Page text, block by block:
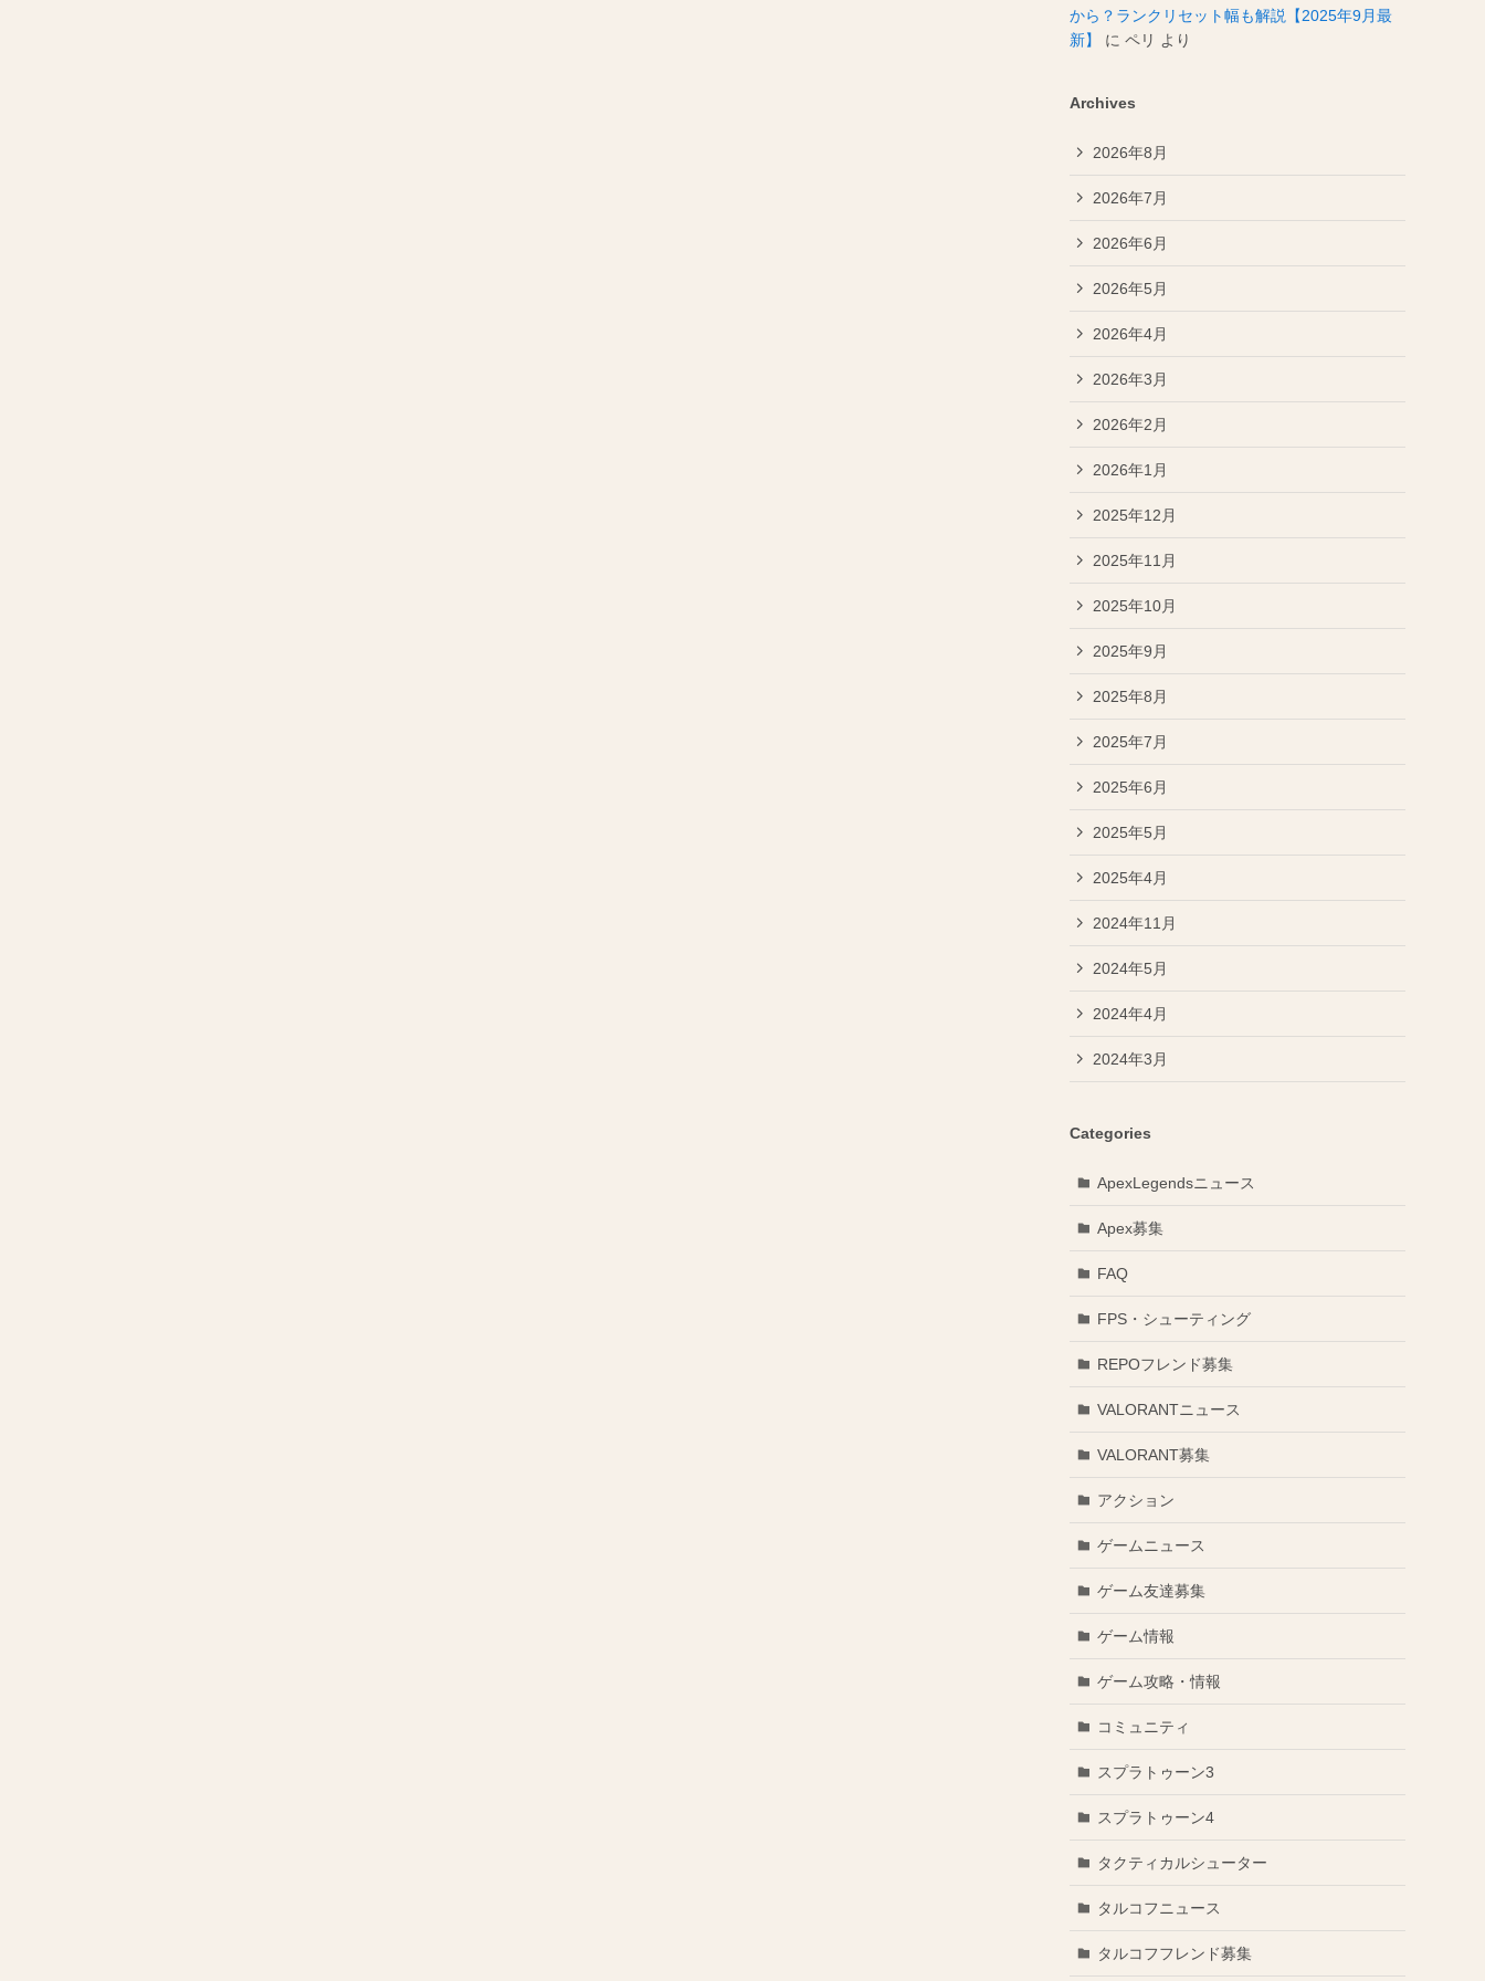
から？ランクリセット幅も解説【2025年9月最
新】
に ペリ より
Archives
2026年8月
2026年7月
2026年6月
2026年5月
2026年4月
2026年3月
2026年2月
2026年1月
2025年12月
2025年11月
2025年10月
2025年9月
2025年8月
2025年7月
2025年6月
2025年5月
2025年4月
2024年11月
2024年5月
2024年4月
2024年3月
Categories
ApexLegendsニュース
Apex募集
FAQ
FPS・シューティング
REPOフレンド募集
VALORANTニュース
VALORANT募集
アクション
ゲームニュース
ゲーム友達募集
ゲーム情報
ゲーム攻略・情報
コミュニティ
スプラトゥーン3
スプラトゥーン4
タクティカルシューター
タルコフニュース
タルコフフレンド募集